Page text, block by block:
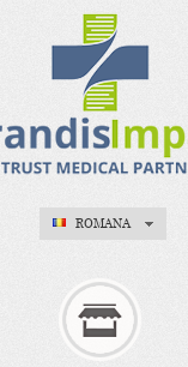
ROMANA